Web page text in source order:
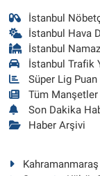
İstanbul
İstanbul Hava
İstanbul
İstanbul Trafik
Süper Lig
Tüm Manşetler
Son Dakika
Haber Arşivi
Kahramanmaraş